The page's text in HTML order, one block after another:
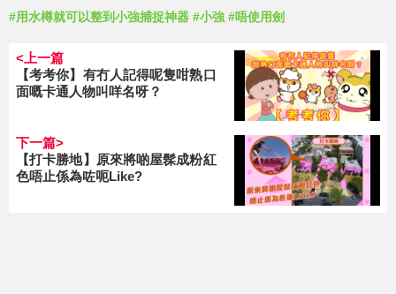
#用水樽就可以整到小強捕捉神器 #小強 #唔使用劍
<上一篇
【考考你】有冇人記得呢隻咁熟口
面嘅卡通人物叫咩名呀？
下一篇>
【打卡勝地】原來將啲屋髹成粉紅
色唔止係為咗呃Like?